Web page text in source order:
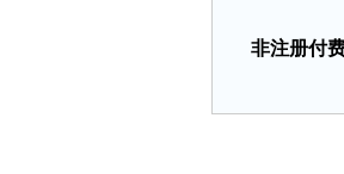
非注册付